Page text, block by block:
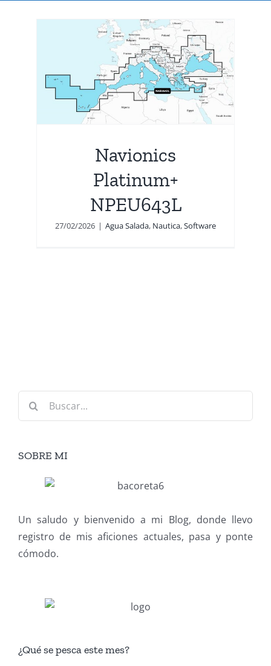
Navionics
Platinum+
NPEU643L
27/02/2026 | Agua Salada, Nautica,Software
Buscar:
SOBRE MI
Un saludo y bienvenido a mi Blog, donde llevo
registro de mis aficiones actuales, pasa y ponte
cómodo.
¿Qué se pesca este mes?